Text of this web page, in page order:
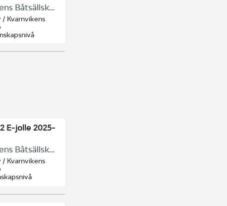
Kvarnvikens Båtsällskap
/ Kvarnvikens
E-jolle 2025-
Kvarnvikens Båtsällskap
/ Kvarnvikens